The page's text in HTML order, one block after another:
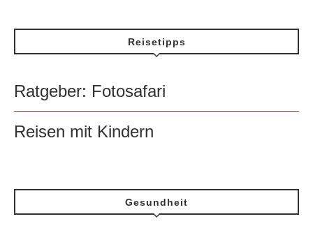
Reisetipps
Ratgeber: Fotosafari
Reisen mit Kindern
Gesundheit